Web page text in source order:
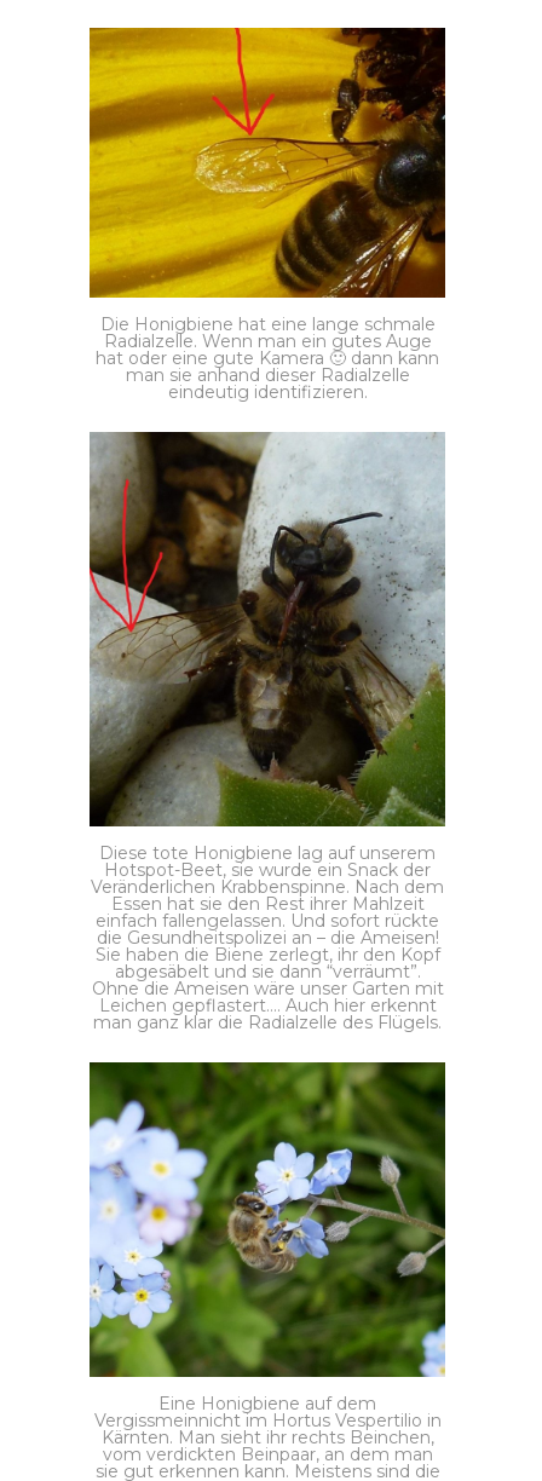
Die Honigbiene hat eine lange schmale
Radialzelle. Wenn man ein gutes Auge
hat oder eine gute Kamera 🙂 dann kann
man sie anhand dieser Radialzelle
eindeutig identifizieren.
Diese tote Honigbiene lag auf unserem
Hotspot-Beet, sie wurde ein Snack der
Veränderlichen Krabbenspinne. Nach dem
Essen hat sie den Rest ihrer Mahlzeit
einfach fallengelassen. Und sofort rückte
die Gesundheitspolizei an – die Ameisen!
Sie haben die Biene zerlegt, ihr den Kopf
abgesäbelt und sie dann “verräumt”.
Ohne die Ameisen wäre unser Garten mit
Leichen gepflastert…. Auch hier erkennt
man ganz klar die Radialzelle des Flügels.
Eine Honigbiene auf dem
Vergissmeinnicht im Hortus Vespertilio in
Kärnten. Man sieht ihr rechts Beinchen,
vom verdickten Beinpaar, an dem man
sie gut erkennen kann. Meistens sind die